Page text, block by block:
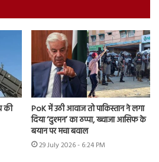
की
PoK में उठी आवाज तो पाकिस्तान ने लगा
दिया ‘दुश्मन’ का ठप्पा, ख्वाजा आसिफ के
बयान पर मचा बवाल
29 July 2026 - 6:24 PM